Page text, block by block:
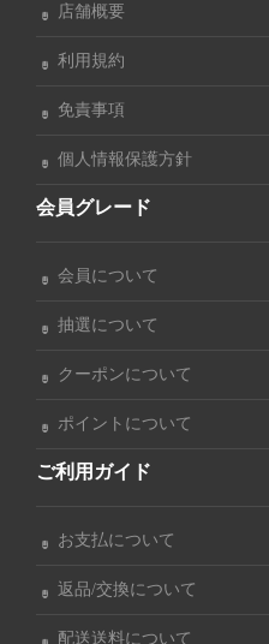
店舗概要
利用規約
免責事項
個人情報保護方針
会員グレード
会員について
抽選について
クーポンについて
ポイントについて
ご利用ガイド
お支払について
返品/交換について
配送送料について